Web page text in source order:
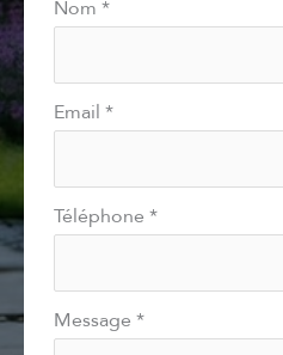
téléphone
Nom *
Email *
Téléphone *
Message *